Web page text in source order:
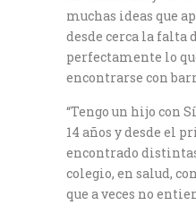
muchas ideas que
desde cerca la falta
perfectamente lo
encontrarse con
“Tengo un hijo con
14 años y desde el
encontrado
colegio, en salud,
que a veces no